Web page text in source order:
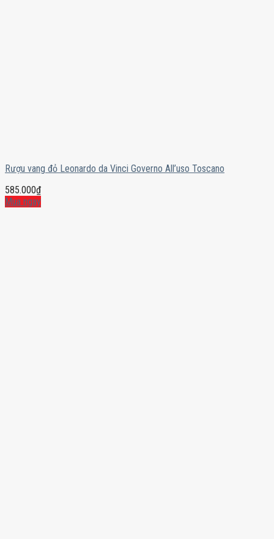
Rượu vang đỏ Leonardo da Vinci Governo All’uso Toscano
585.000₫
Mua ngay